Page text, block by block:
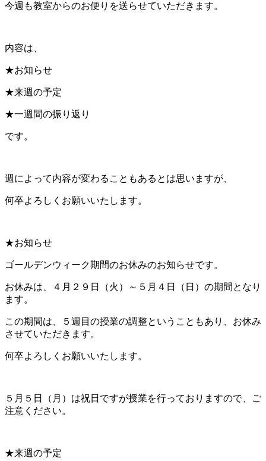
今週も教室からのお便りを送らせていただきます。
内容は、
★お知らせ
★来週の予定
★一週間の振り返り
です。
週によって内容が変わることもあるとは思いますが、
何卒よろしくお願いいたします。
★お知らせ
ゴールデンウィーク期間のお休みのお知らせです。
お休みは、４月２９日（火）～５月４日（日）の期間となり
ます。
この期間は、５週目の授業の調整ということもあり、お休み
させていただきます。
何卒よろしくお願いいたします。
５月５日（月）は祝日ですが授業を行っておりますので、ご
注意ください。
★来週の予定